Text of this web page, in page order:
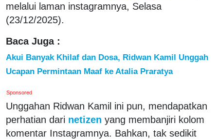
melalui laman instagramnya, Selasa
(23/12/2025).
Baca Juga :
Akui Banyak Khilaf dan Dosa, Ridwan Kamil Unggah
Ucapan Permintaan Maaf ke Atalia Praratya
Sponsored
Unggahan Ridwan Kamil ini pun, mendapatkan
perhatian dari netizen yang membanjiri kolom
komentar Instagramnya. Bahkan, tak sedikit